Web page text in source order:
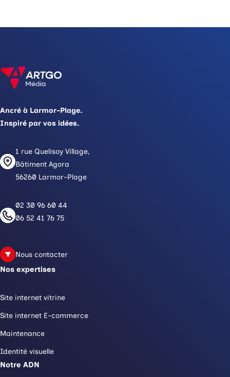
Ancré à Larmor-Plage.
Inspiré par vos idées.
1 rue Quelisoy Village,
Bâtiment Agora
56260 Larmor-Plage
02 30 96 60 44
06 52 41 76 75
Nous contacter
Nos expertises
Site internet vitrine
Site internet E-commerce
Maintenance
Identité visuelle
Notre ADN